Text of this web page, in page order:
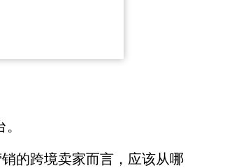
的跨境卖家而言，应该从哪